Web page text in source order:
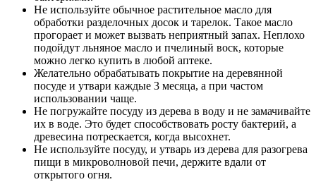
Не используйте обычное растительное масло для
обработки разделочных досок и тарелок. Такое масло
прогорает и может вызвать неприятный запах. Неплохо
подойдут льняное масло и пчелиный воск, которые
можно легко купить в любой аптеке.
Желательно обрабатывать покрытие на деревянной
посуде и утвари каждые 3 месяца, а при частом
использовании чаще.
Не погружайте посуду из дерева в воду и не замачивайте
их в воде. Это будет способствовать росту бактерий, а
древесина потрескается, когда высохнет.
Не используйте посуду, и утварь из дерева для разогрева
пищи в микроволновой печи, держите вдали от
открытого огня.